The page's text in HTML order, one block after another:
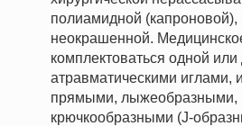
полиамидной (капроновой),
неокрашенной.
комплектоваться одной
атравматическими иглами,
прямыми, лыжеобразными,
крючкообразными (J-